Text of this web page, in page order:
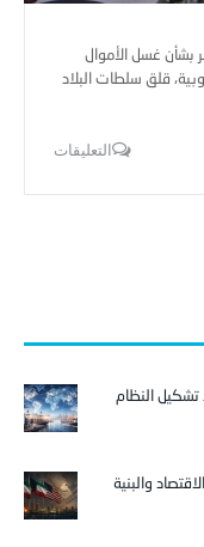
بشأن غسل الأموال
قلق سلطات البلاد
التعليقات
تشكيل النظام
والبنية